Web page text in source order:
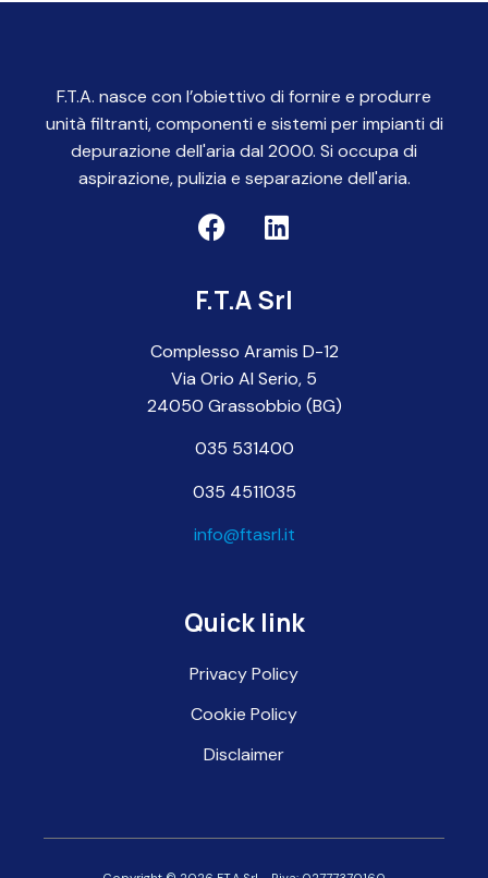
F.T.A. nasce con l’obiettivo di fornire e produrre
unità filtranti, componenti e sistemi per impianti di
depurazione dell'aria dal 2000. Si occupa di
aspirazione, pulizia e separazione dell'aria.
F.T.A Srl
Complesso Aramis D-12
Via Orio Al Serio, 5
24050 Grassobbio (BG)
035 531400
035 4511035
info@ftasrl.it
Quick link
Privacy Policy
Cookie Policy
Disclaimer